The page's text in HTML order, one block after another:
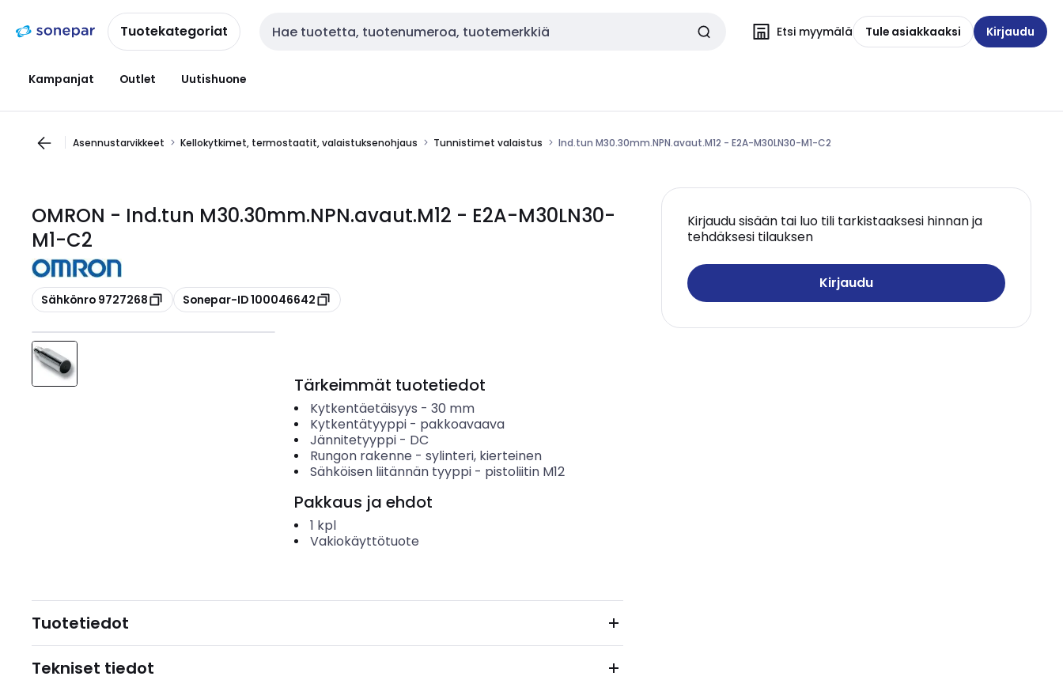
navigointiinsisältöönTuotekategoriat Haku Etsi myymälä Tule asiakkaaksi Kirjaudu
Kampanjat Outlet Uutishuone
Asennustarvikkeet Kellokytkimet, termostaatit, valaistuksenohjaus Tunnistimet valaistus Ind.tun M30.30mm.NPN.avaut.M12 - E2A-M30LN30-M1-C2
OMRON - Ind.tun M30.30mm.NPN.avaut.M12 - E2A-M30LN30-
M1-C2
Kopioi
Sähkönro 9727268 Kopioi
Sonepar-ID 100046642
Kirjaudu sisään tai luo tili tarkistaaksesi hinnan ja
tehdäksesi tilauksen
Kirjaudu
Tärkeimmät tuotetiedot
Kytkentäetäisyys - 30 mm
Kytkentätyyppi- pakkoavaava
Jännitetyyppi- DC
Rungon rakenne - sylinteri, kierteinen
Sähköisen liitännän tyyppi- pistoliitin M12
Pakkaus ja ehdot
1 kpl
Vakiokäyttötuote
Tuotetiedot
Tekniset tiedot